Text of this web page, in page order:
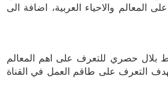
المعالم والاحياء العربية، اضافة الى
بلال حصري للتعرف على اهم المعالم
التعرف على طاقم العمل في القناة